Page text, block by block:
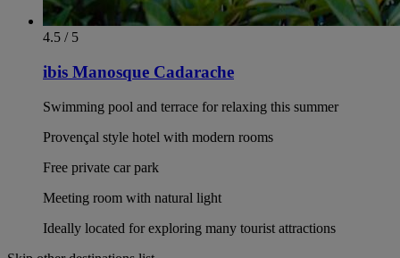
4.5 / 5
ibis Manosque Cadarache
Swimming pool and terrace for relaxing this summer
Provençal style hotel with modern rooms
Free private car park
Meeting room with natural light
Ideally located for exploring many tourist attractions